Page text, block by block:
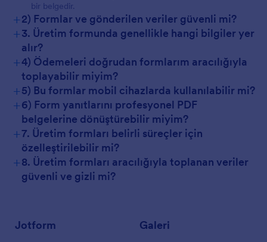
bir belgedir.
+2) Formlar ve gönderilen veriler güvenli mi?
+3. Üretim formunda genellikle hangi bilgiler yer
alır?
+4) Ödemeleri doğrudan formlarım aracılığıyla
toplayabilir miyim?
+5) Bu formlar mobil cihazlarda kullanılabilir mi?
+6) Form yanıtlarını profesyonel PDF
belgelerine dönüştürebilir miyim?
+7. Üretim formları belirli süreçler için
özelleştirilebilir mi?
+8. Üretim formları aracılığıyla toplanan veriler
güvenli ve gizli mi?
Jotform Galeri